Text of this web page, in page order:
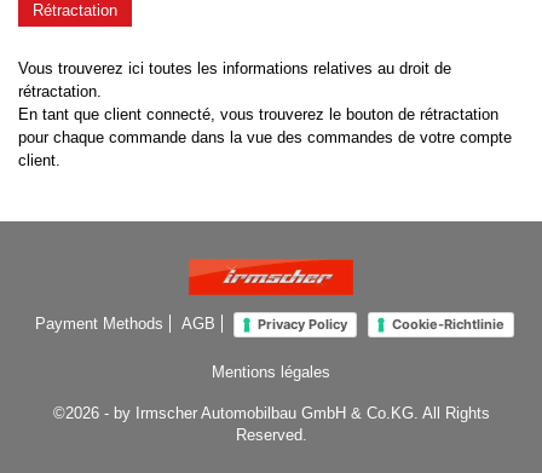
Rétractation
Vous trouverez ici toutes les informations relatives au droit de
rétractation.
En tant que client connecté, vous trouverez le bouton de rétractation
pour chaque commande dans la vue des commandes de votre compte
client.
Payment Methods AGB Privacy Policy Cookie-Richtlinie
Mentions légales
©2026 - by Irmscher Automobilbau GmbH & Co.KG. All Rights
Reserved.